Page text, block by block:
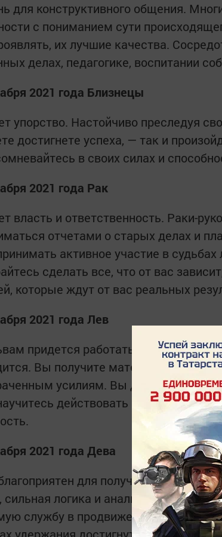
для конструктивного общения.
с пониманием сути
их лучшие качества.
делах, педагогике, воспитании
2021 года Близнецы
упорство. Настойчиво преследуя
достигнете успеха, — так и
в своих силах и
2021 года Рак
власть и ответственность. Раки-
отчетами о старых делах и
активное участие в судьбах
сделать все, что от вас
которые ждут от вас реальных
2021 года Лев
придется работать в
Вы получите материальную
усилиям. Вы добьетесь
действовать в быстро
2021 года Дева
для получения доходов.
логика и аналитические
службу в продвижении дел. Вам